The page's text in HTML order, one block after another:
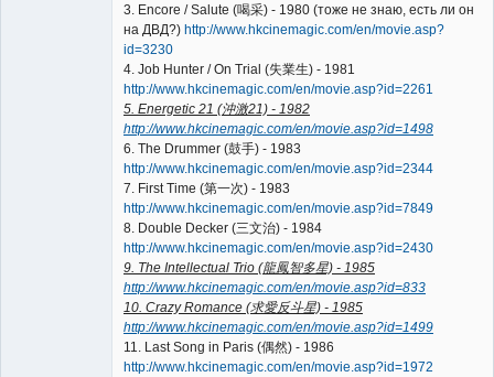
3. Encore / Salute (喝采) - 1980 (тоже не знаю, есть ли он
на ДВД?) http://www.hkcinemagic.com/en/movie.asp?
id=3230
4. Job Hunter / On Trial (失業生) - 1981
http://www.hkcinemagic.com/en/movie.asp?id=2261
5. Energetic 21 (沖激21) - 1982
http://www.hkcinemagic.com/en/movie.asp?id=1498
6. The Drummer (鼓手) - 1983
http://www.hkcinemagic.com/en/movie.asp?id=2344
7. First Time (第一次) - 1983
http://www.hkcinemagic.com/en/movie.asp?id=7849
8. Double Decker (三文治) - 1984
http://www.hkcinemagic.com/en/movie.asp?id=2430
9. The Intellectual Trio (龍鳳智多星) - 1985
http://www.hkcinemagic.com/en/movie.asp?id=833
10. Crazy Romance (求愛反斗星) - 1985
http://www.hkcinemagic.com/en/movie.asp?id=1499
11. Last Song in Paris (偶然) - 1986
http://www.hkcinemagic.com/en/movie.asp?id=1972